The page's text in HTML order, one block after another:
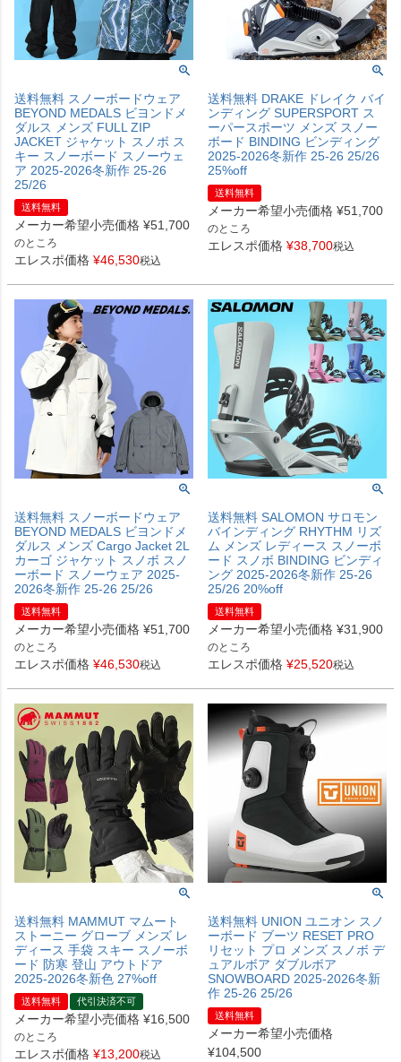
送料無料 スノーボードウェア
BEYOND MEDALS ビヨンドメ
ダルス メンズ FULL ZIP
JACKET ジャケット スノボ ス
キー スノーボード スノーウェ
ア 2025-2026冬新作 25-26
25/26
送料無料
メーカー希望小売価格 ¥51,700
のところ
エレスポ価格 ¥46,530税込
送料無料 DRAKE ドレイク バイ
ンディング SUPERSPORT ス
ーパースポーツ メンズ スノー
ボード BINDING ビンディング
2025-2026冬新作 25-26 25/26
25%off
送料無料
メーカー希望小売価格 ¥51,700
のところ
エレスポ価格 ¥38,700税込
送料無料 スノーボードウェア
BEYOND MEDALS ビヨンドメ
ダルス メンズ Cargo Jacket 2L
カーゴ ジャケット スノボ スノ
ーボード スノーウェア 2025-
2026冬新作 25-26 25/26
送料無料
メーカー希望小売価格 ¥51,700
のところ
エレスポ価格 ¥46,530税込
送料無料 SALOMON サロモン
バインディング RHYTHM リズ
ム メンズ レディース スノーボ
ード スノボ BINDING ビンディ
ング 2025-2026冬新作 25-26
25/26 20%off
送料無料
メーカー希望小売価格 ¥31,900
のところ
エレスポ価格 ¥25,520税込
送料無料 MAMMUT マムート
ストーニー グローブ メンズ レ
ディース 手袋 スキー スノーボ
ード 防寒 登山 アウトドア
2025-2026冬新色 27%off
送料無料 代引決済不可
メーカー希望小売価格 ¥16,500
のところ
エレスポ価格 ¥13,200税込
送料無料 UNION ユニオン スノ
ーボード ブーツ RESET PRO
リセット プロ メンズ スノボ デ
ュアルボア ダブルボア
SNOWBOARD 2025-2026冬新
作 25-26 25/26
送料無料
メーカー希望小売価格
¥104,500